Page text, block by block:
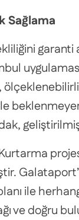
Sağlama
ile
ve doğru